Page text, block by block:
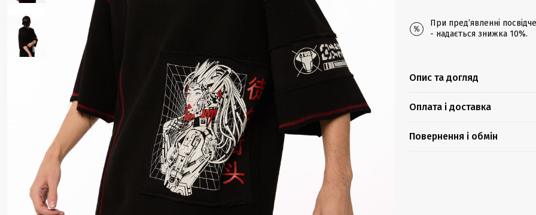
При предʼявленні
- надається знижка 10%.
Опис та догляд
Оплата і доставка
Повернення і обмін